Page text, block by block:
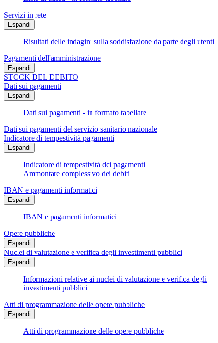
Servizi in rete
Espandi
Risultati delle indagini sulla soddisfazione da parte degli utenti
Pagamenti dell'amministrazione
Espandi
STOCK DEL DEBITO
Dati sui pagamenti
Espandi
Dati sui pagamenti - in formato tabellare
Dati sui pagamenti del servizio sanitario nazionale
Indicatore di tempestività pagamenti
Espandi
Indicatore di tempestività dei pagamenti
Ammontare complessivo dei debiti
IBAN e pagamenti informatici
Espandi
IBAN e pagamenti informatici
Opere pubbliche
Espandi
Nuclei di valutazione e verifica degli investimenti pubblici
Espandi
Informazioni relative ai nuclei di valutazione e verifica degli
investimenti pubblici
Atti di programmazione delle opere pubbliche
Espandi
Atti di programmazione delle opere pubbliche